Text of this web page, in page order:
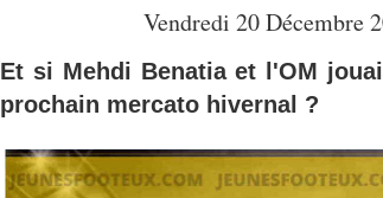
Vendredi 20 Décembre
Et si Mehdi Benatia et l'OM
prochain mercato hivernal ?